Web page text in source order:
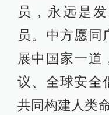
员，永远是
员。中方愿同
展中国家一道
议、全球安全
共同构建人类